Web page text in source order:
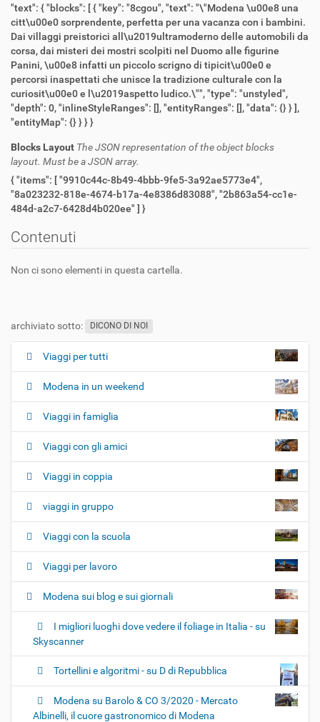
"text": { "blocks": [ { "key": "8cgou", "text": "\"Modena \u00e8 una
citt\u00e0 sorprendente, perfetta per una vacanza con i bambini.
Dai villaggi preistorici all\u2019ultramoderno delle automobili da
corsa, dai misteri dei mostri scolpiti nel Duomo alle figurine
Panini, \u00e8 infatti un piccolo scrigno di tipicit\u00e0 e
percorsi inaspettati che unisce la tradizione culturale con la
curiosit\u00e0 e l\u2019aspetto ludico.\"", "type": "unstyled",
"depth": 0, "inlineStyleRanges": [], "entityRanges": [], "data": {} } ],
"entityMap": {} } } }
Blocks Layout The JSON representation of the object blocks
layout. Must be a JSON array.
{ "items": [ "9910c44c-8b49-4bbb-9fe5-3a92ae5773e4",
"8a023232-818e-4674-b17a-4e8386d83088", "2b863a54-cc1e-
484d-a2c7-6428d4b020ee" ] }
Contenuti
Non ci sono elementi in questa cartella.
archiviato sotto: DICONO DI NOI
N
a
v
g
a
z
o
n
e
Viaggi per tutti
Modena in un weekend
Viaggi in famiglia
Viaggi con gli amici
Viaggi in coppia
viaggi in gruppo
Viaggi con la scuola
Viaggi per lavoro
Modena sui blog e sui giornali
I migliori luoghi dove vedere il foliage in Italia - su
Skyscanner
Tortellini e algoritmi - su D di Repubblica
Modena su Barolo & CO 3/2020 - Mercato
Albinelli, il cuore gastronomico di Modena